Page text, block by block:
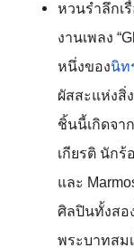
หวนรำลึกเ
งานเพลง
หนึ่งของนิท
ผัสสะแห่งสิ่
ชิ้นนี้เกิดจา
เกียรติ นัก
และ
ศิลปินทั้งสอ
พระบาทสม